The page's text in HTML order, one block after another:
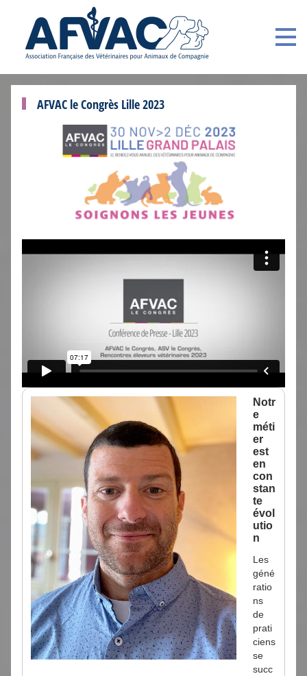
AFVAC le Congrès Lille 2023
Notr
e
méti
er
est
en
con
stan
te
évol
utio
n
Les
géné
ratio
ns
de
prati
ciens
se
succ